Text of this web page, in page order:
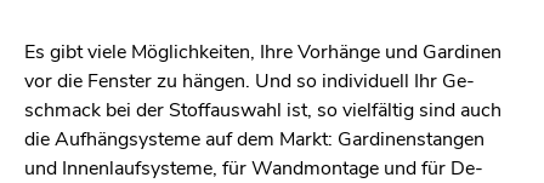
Es gibt viele Mög­lich­kei­ten, Ihre Vor­hän­ge und Gar­di­nen
vor die Fens­ter zu hän­gen. Und so in­di­vi­du­ell Ihr Ge­
schmack bei der Stoff­aus­wahl ist, so viel­fäl­tig sind auch
die Auf­häng­sys­te­me auf dem Markt: Gar­di­nen­stan­gen
und In­nen­lauf­sys­te­me, für Wand­mon­ta­ge und für De­